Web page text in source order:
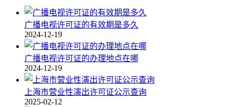
广播电视许可证的有效期是多久
2024-12-19
广播电视许可证的办理地点在哪
2024-12-19
上海市营业性演出许可证公示查询
2025-02-12